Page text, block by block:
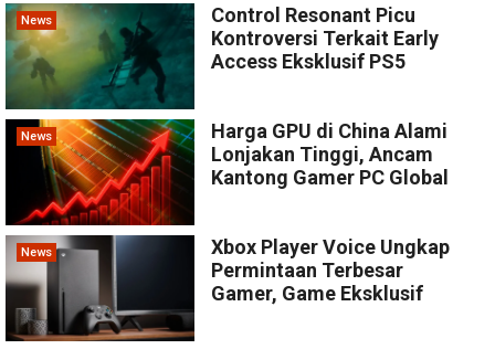
News
Control Resonant Picu
Kontroversi Terkait Early
Access Eksklusif PS5
News
Harga GPU di China Alami
Lonjakan Tinggi, Ancam
Kantong Gamer PC Global
News
Xbox Player Voice Ungkap
Permintaan Terbesar
Gamer, Game Eksklusif